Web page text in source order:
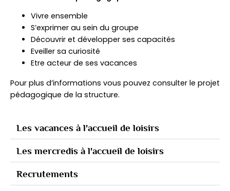
Vivre ensemble
S’exprimer au sein du groupe
Découvrir et développer ses capacités
Eveiller sa curiosité
Etre acteur de ses vacances
Pour plus d’informations vous pouvez consulter le projet
pédagogique de la structure.
Les vacances à l'accueil de loisirs
Les mercredis à l'accueil de loisirs
Recrutements